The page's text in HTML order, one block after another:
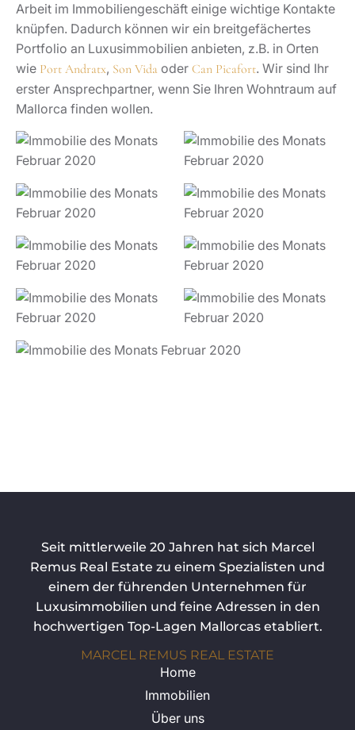
Arbeit im Immobiliengeschäft einige wichtige Kontakte
knüpfen. Dadurch können wir ein breitgefächertes
Portfolio an Luxusimmobilien anbieten, z.B. in Orten
wie Port Andratx, Son Vida oder Can Picafort. Wir sind Ihr
erster Ansprechpartner, wenn Sie Ihren Wohntraum auf
Mallorca finden wollen.
Seit mittlerweile 20 Jahren hat sich Marcel
Remus Real Estate zu einem Spezialisten und
einem der führenden Unternehmen für
Luxusimmobilien und feine Adressen in den
hochwertigen Top-Lagen Mallorcas etabliert.
MARCEL REMUS REAL ESTATE
Home
Immobilien
Über uns